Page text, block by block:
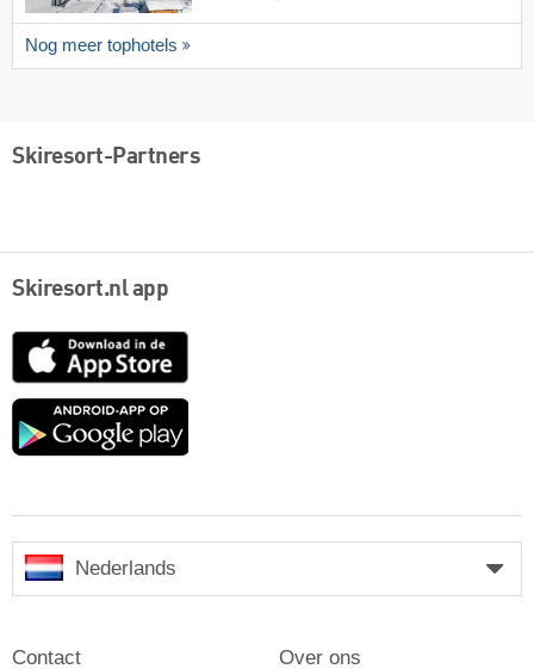
Nog meer tophotels
Skiresort-Partners
Skiresort.nl app
App
Google
Nederlands
Contact Over ons